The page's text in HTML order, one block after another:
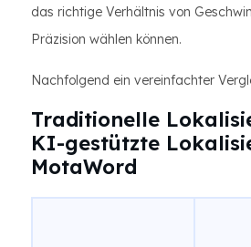
das richtige Verhältnis von
Präzision wählen können.
Nachfolgend ein vereinfachter
Traditionelle
KI-gestützte
MotaWord